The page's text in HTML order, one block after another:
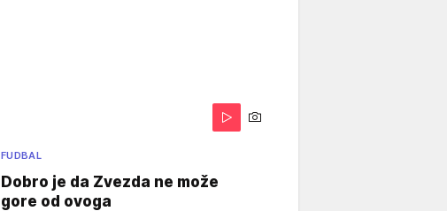
FUDBAL
Dobro je da Zvezda ne može
gore od ovoga